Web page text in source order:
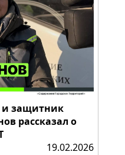
и защитник
рассказал о
19.02.2026